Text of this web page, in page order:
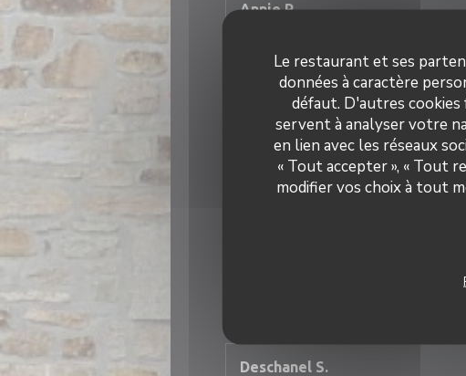
Le restaurant et ses
données à caractère
défaut. D'autres
servent à analyser votre
en lien avec les réseaux
« Tout accepter », « Tout
modifier vos choix à tout
Annie R
C'était parfait, comme d'habitude
LE GRAET G
2026-07-29 - 19:00 - Couverts 6
Deschanel S